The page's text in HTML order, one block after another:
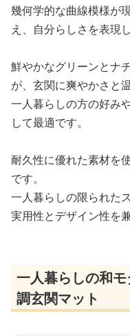
幾何学的な曲線模様が
え、自分らしさを表現
鮮やかなグリーンとナ
が、玄関に爽やかさと
一人暮らしの方の好み
して最適です。
耐久性に優れた素材を
です。
一人暮らしの限られた
実用性とデザイン性を
一人暮らしの和
調玄関マット